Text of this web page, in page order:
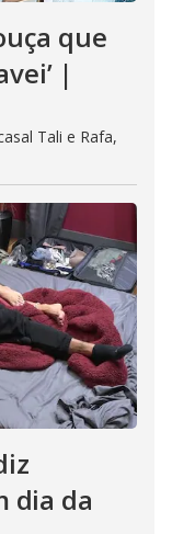
que
|
Tali e Rafa,
dia da